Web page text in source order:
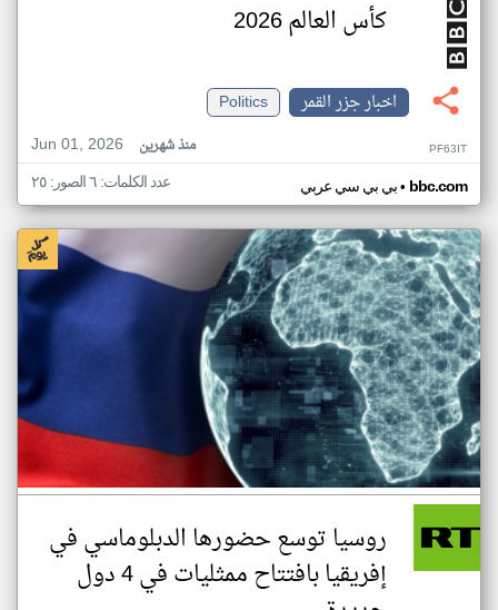
كأس العالم 2026
اخبار جزر القمر
Politics
Jun 01, 2026
منذ شهرين PF63IT
بي بي سي عربي• bbc.com عدد الكلمات: ٦ الصور: ٢٥
روسيا توسع حضورها الدبلوماسي في
إفريقيا بافتتاح ممثليات في 4 دول